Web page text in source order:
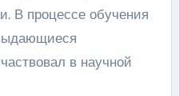
В процессе обучения
в научной